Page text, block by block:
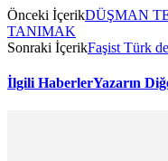
Önceki İçerikDÜŞMAN
TANIMAK
Sonraki İçerikFaşist Türk
İlgili HaberlerYazarın